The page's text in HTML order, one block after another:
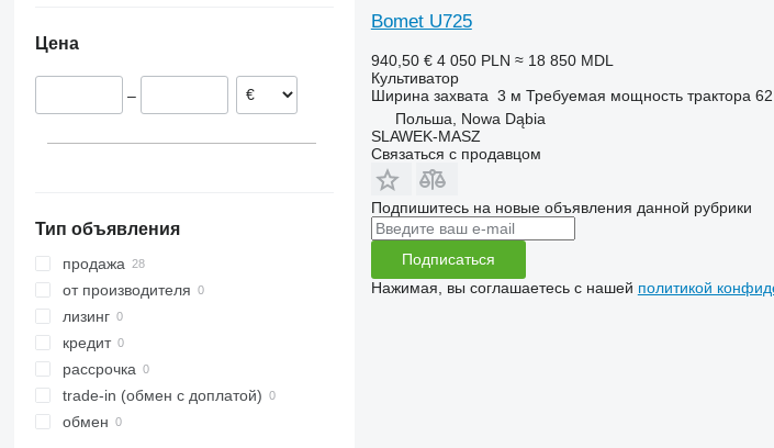
Цена
–
Тип объявления
продажа
от производителя
лизинг
кредит
рассрочка
trade-in (обмен с доплатой)
обмен
Bomet U725
940,50 € 4 050 PLN ≈ 18 850 MDL
Культиватор
Ширина захвата 3 м Требуемая мощность трактора 62
Польша, Nowa Dąbia
SLAWEK-MASZ
Связаться с продавцом
Подпишитесь на новые объявления данной рубрики
Подписаться
Нажимая, вы соглашаетесь с нашей политикой